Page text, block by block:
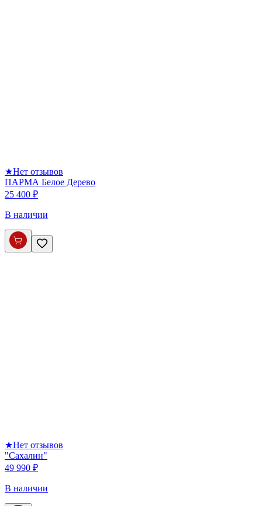
★Нет отзывов
ПАРМА Белое Дерево
25 400 ₽
В наличии
★Нет отзывов
"Сахалин"
49 990 ₽
В наличии